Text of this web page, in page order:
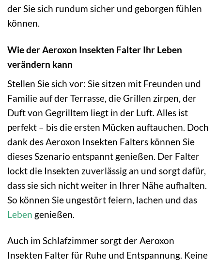
der Sie sich rundum sicher und geborgen fühlen
können.
Wie der Aeroxon Insekten Falter Ihr Leben
verändern kann
Stellen Sie sich vor: Sie sitzen mit Freunden und
Familie auf der Terrasse, die Grillen zirpen, der
Duft von Gegrilltem liegt in der Luft. Alles ist
perfekt – bis die ersten Mücken auftauchen. Doch
dank des Aeroxon Insekten Falters können Sie
dieses Szenario entspannt genießen. Der Falter
lockt die Insekten zuverlässig an und sorgt dafür,
dass sie sich nicht weiter in Ihrer Nähe aufhalten.
So können Sie ungestört feiern, lachen und das
Leben genießen.
Auch im Schlafzimmer sorgt der Aeroxon
Insekten Falter für Ruhe und Entspannung. Keine